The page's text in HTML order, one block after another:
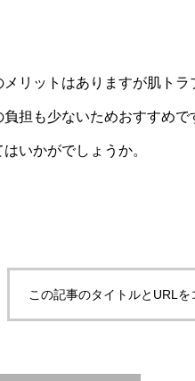
リットはありますが肌ト
担も少ないためおすすめで
いかがでしょうか。
この記事のタイトルとURLを